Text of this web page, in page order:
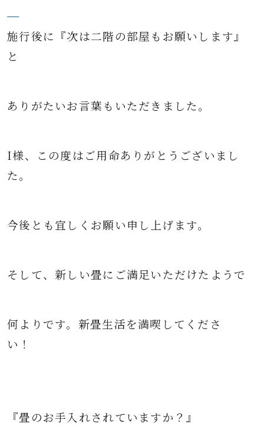
施行後に『次は二階の部屋もお願いします』
と
ありがたいお言葉もいただきました。
I様、この度はご用命ありがとうございまし
た。
今後とも宜しくお願い申し上げます。
そして、新しい畳に ご満足いただけたようで
何よりです。 新畳生活を満喫してくださ
い！
『畳のお手入れされていますか？』